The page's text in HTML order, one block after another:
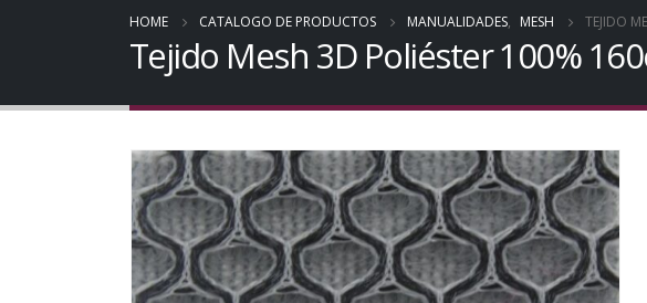
HOME CATALOGO DE PRODUCTOS MANUALIDADES, MESH TEJIDO
Tejido Mesh 3D Poliéster 100%